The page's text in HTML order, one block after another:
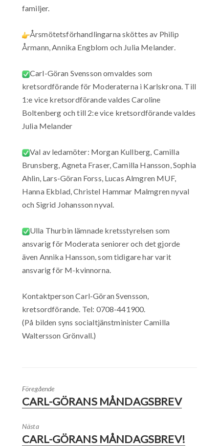
familjer.
Årsmötetsförhandlingarna sköttes av Philip
Årmann, Annika Engblom och Julia Melander.
Carl-Göran Svensson omvaldes som
kretsordförande för Moderaterna i Karlskrona. Till
1:e vice kretsordförande valdes Caroline
Boltenberg och till 2:e vice kretsordförande valdes
Julia Melander
Val av ledamöter: Morgan Kullberg, Camilla
Brunsberg, Agneta Fraser, Camilla Hansson, Sophia
Ahlin, Lars-Göran Forss, Lucas Almgren MUF,
Hanna Ekblad, Christel Hammar Malmgren nyval
och Sigrid Johansson nyval.
Ulla Thurbin lämnade kretsstyrelsen som
ansvarig för Moderata seniorer och det gjorde
även Annika Hansson, som tidigare har varit
ansvarig för M-kvinnorna.
Kontaktperson Carl-Göran Svensson,
kretsordförande. Tel: 0708-441900.
(På bilden syns socialtjänstminister Camilla
Waltersson Grönvall.)
Föregående
CARL-GÖRANS MÅNDAGSBREV
Nästa
CARL-GÖRANS MÅNDAGSBREV!